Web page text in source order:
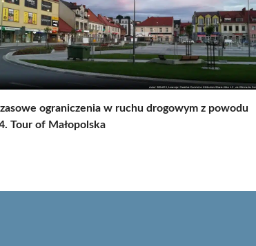
ograniczenia w ruchu drogowym z powodu
Tour of Małopolska